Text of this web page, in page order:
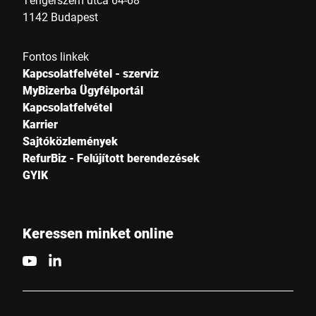
1142 Budapest
Fontos linkek
Kapcsolatfelvétel - szerviz
MyBizerba Ügyfélportál
Kapcsolatfelvétel
Karrier
Sajtóközlemények
RefurBiz - Felújított berendezések
GYIK
Keressen minket online